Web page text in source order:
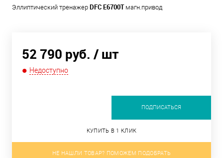
Эллиптический тренажер DFC E6700Tмагн.привод
52 790 руб. / шт
Недоступно
ПОДПИСАТЬСЯ
КУПИТЬ В 1 КЛИК
НЕ НАШЛИ ТОВАР? ПОМОЖЕМ ПОДОБРАТЬ